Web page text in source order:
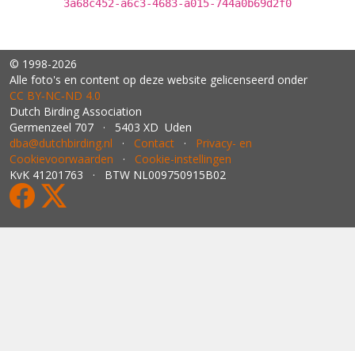
3a68c452-a6c3-4683-a015-744a0b69d2f0
© 1998-2026
Alle foto's en content op deze website gelicenseerd onder
CC BY‑NC‑ND 4.0
Dutch Birding Association
Germenzeel 707 · 5403 XD Uden
dba@dutchbirding.nl · Contact · Privacy- en
Cookievoorwaarden · Cookie-instellingen
KvK 41201763 · BTW NL009750915B02